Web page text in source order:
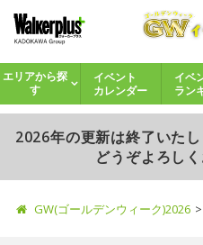
エリアから探
す
イベント
カレンダー
イベ
ラン
2026年の更新は終了いた
どうぞよろしく
GW(ゴールデンウィーク)2026